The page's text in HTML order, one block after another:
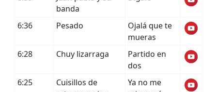
banda
6:36 Pesado
Ojalá que te
mueras
6:28
Chuy lizarraga
Partido en
dos
6:25
Cuisillos de
Ya no me